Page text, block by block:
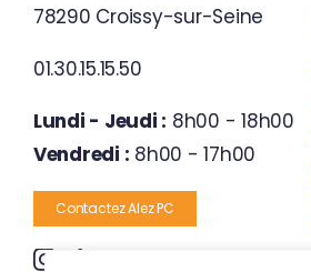
78290 Croissy-sur-Seine
01.30.15.15.50
Lundi - Jeudi : 8h00 - 18h00
Vendredi : 8h00 - 17h00
Contactez Alez PC